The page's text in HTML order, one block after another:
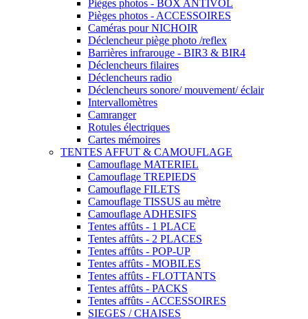
Pièges photos - BOX ANTIVOL
Pièges photos - ACCESSOIRES
Caméras pour NICHOIR
Déclencheur piège photo /reflex
Barrières infrarouge - BIR3 & BIR4
Déclencheurs filaires
Déclencheurs radio
Déclencheurs sonore/ mouvement/ éclair
Intervallomètres
Camranger
Rotules électriques
Cartes mémoires
TENTES AFFUT & CAMOUFLAGE
Camouflage MATERIEL
Camouflage TREPIEDS
Camouflage FILETS
Camouflage TISSUS au mètre
Camouflage ADHESIFS
Tentes affûts - 1 PLACE
Tentes affûts - 2 PLACES
Tentes affûts - POP-UP
Tentes affûts - MOBILES
Tentes affûts - FLOTTANTS
Tentes affûts - PACKS
Tentes affûts - ACCESSOIRES
SIEGES / CHAISES